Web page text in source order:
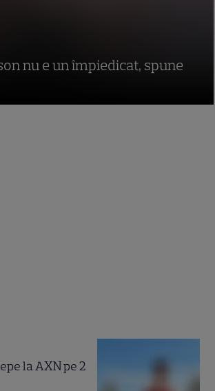
la AXN pe 2
nu e un împiedicat, spune